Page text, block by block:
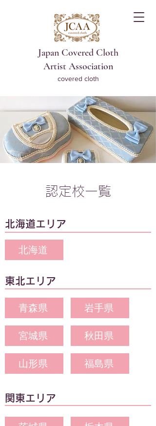
Japan Covered Cloth
Artist Association
covered cloth
認定校一覧
北海道エリア
北海道
東北エリア
青森県 岩手県
宮城県 秋田県
山形県 福島県
関東エリア